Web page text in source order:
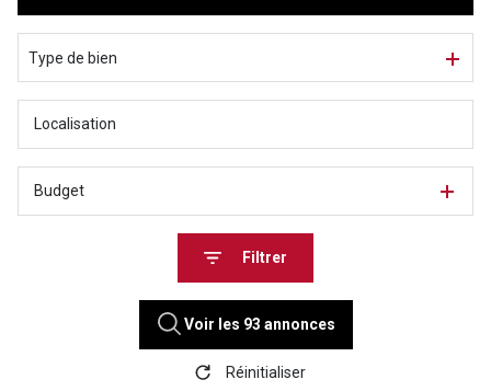
De l'immo pro
Type de bien
Budget
Filtrer
Voir les 93 annonces
Réinitialiser